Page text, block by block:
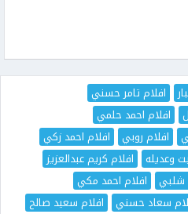
افلام تامر حسني
افلام احمد حلمي
افلام روبي
افلام احمد زكي
وعديله
افلام كريم عبدالعزيز
شلبي
افلام احمد مكي
سعاد حسني
افلام سعيد صالح